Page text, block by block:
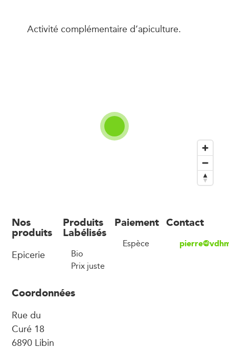
Activité complémentaire d’apiculture.
Nos
produits
Epicerie
Produits
Labélisés
Bio
Prix juste
Paiement
Espèce
Contact
Coordonnées
Rue du
Curé 18
6890 Libin